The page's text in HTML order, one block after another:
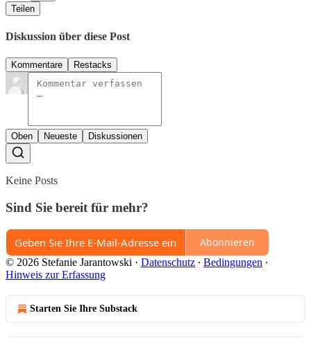
Teilen
Diskussion über diese Post
Kommentare Restacks
Oben Neueste Diskussionen
Keine Posts
Sind Sie bereit für mehr?
Abonnieren
© 2026 Stefanie Jarantowski · Datenschutz ∙ Bedingungen ∙
Hinweis zur Erfassung
Starten Sie Ihre Substack